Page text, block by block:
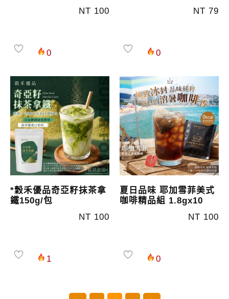
NT 100
0
NT 79
0
*穀禾優品奇亞籽抹茶拿
鐵150g/包
NT 100
1
夏日品味 耶加雪菲美式
咖啡精品組 1.8gx10
NT 100
0